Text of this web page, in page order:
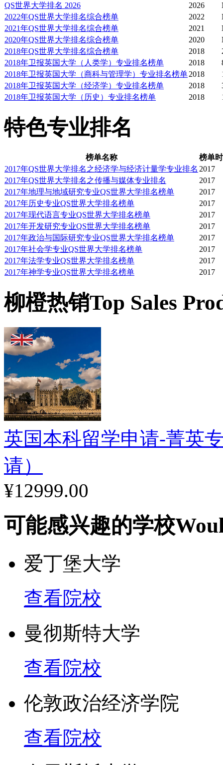
商科管理 会计、金融、
学、统计学、人力资源
传媒 媒体与传播、公共
其他 国际关系 政治 法
东亚、南亚研究和中东
● 研究生预科课程： 强
欧洲社会研究、国际发
国际关系介绍、国际商
设了研究生预科课程，
校。是英国此类课程中
研究生预科中最有权威
久，管理严谨，成绩优
SOAS预科班毕业的学
敦大学统一授予预科文
增。
SOAS研究生预科的课
学教育的学术文化，提
力，逻辑思考问题的能
高学生在学习专业内容
高学生专业方面必要的
究生课程做好充分的英
SOAS研究生预科主要
毕业证书的学生，这些
改变原有的专业。同时
水平，学术学习能力和
得大学毕业证书的学生
阶段，继续深造本专业
QS世界大学排名 2026
2026
2022年QS世界大学排名综合榜单
2022
2021年QS世界大学排名综合榜单
2021
2020年QS世界大学排名综合榜单
2020
2018年QS世界大学排名综合榜单
2018
2018年卫报英国大学（人类学）专业排名榜单
2018
2018年卫报英国大学（商科与管理学）专业排名榜单2018
2018年卫报英国大学（经济学）专业排名榜单
2018
2018年卫报英国大学（历史）专业排名榜单
2018
特色专业排名
榜单名称
榜单
2017年QS世界大学排名之经济学与经济计量学专业排名 2017
2017年QS世界大学排名之传播与媒体专业排名
2017
2017年地理与地域研究专业QS世界大学排名榜单
2017
2017年历史专业QS世界大学排名榜单
2017
2017年现代语言专业QS世界大学排名榜单
2017
2017年开发研究专业QS世界大学排名榜单
2017
2017年政治与国际研究专业QS世界大学排名榜单
2017
2017年社会学专业QS世界大学排名榜单
2017
2017年法学专业QS世界大学排名榜单
2017
2017年神学专业QS世界大学排名榜单
2017
柳橙热销Top Sales
英国本科留学申请-菁英
请）
¥12999.00
可能感兴趣的学校
爱丁堡大学
查看院校
曼彻斯特大学
查看院校
伦敦政治经济学院
查看院校